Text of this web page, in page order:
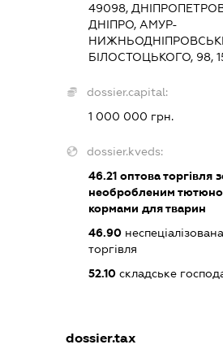
49098,
ДНІПРО, АМУР-
БІЛОСТОЦЬКОГО, 98,
dossier.capital:
1 000 000 грн.
dossier.kveds:
46.21оптова торгівля
необробленим
кормами для тварин
46.90
торгівля
52.10складське
dossier.tax